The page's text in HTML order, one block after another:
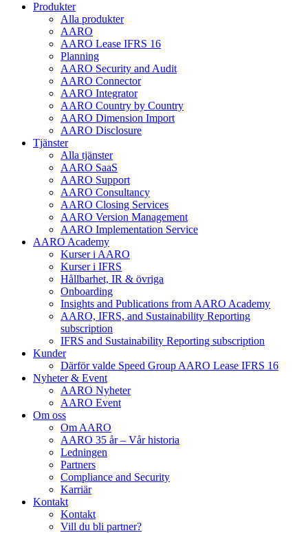
Produkter
Alla produkter
AARO
AARO Lease IFRS 16
Planning
AARO Security and Audit
AARO Connector
AARO Integrator
AARO Country by Country
AARO Dimension Import
AARO Disclosure
Tjänster
Alla tjänster
AARO SaaS
AARO Support
AARO Consultancy
AARO Closing Services
AARO Version Management
AARO Implementation Service
AARO Academy
Kurser i AARO
Kurser i IFRS
Hållbarhet, IR & övriga
Onboarding
Insights and Publications from AARO Academy
AARO, IFRS, and Sustainability Reporting
subscription
IFRS and Sustainability Reporting subscription
Kunder
Därför valde Speed Group AARO Lease IFRS 16
Nyheter & Event
AARO Nyheter
AARO Event
Om oss
Om AARO
AARO 35 år – Vår historia
Ledningen
Partners
Compliance and Security
Karriär
Kontakt
Kontakt
Vill du bli partner?